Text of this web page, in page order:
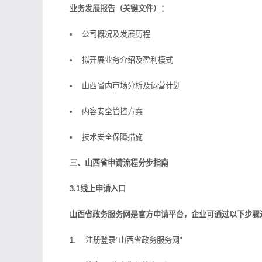
业务发展报告（关键文件）：
• 公司概况及发展历程
• 拟开展业务介绍及盈利模式
• 山西省内市场分析及运营计划
• 内容安全管控方案
• 技术安全保障措施
三、山西省申请流程分步指南
3.1线上申请入口
山西省政务服务网是官方申请平台，企业可通过以下步骤
1. 注册登录"山西省政务服务网"